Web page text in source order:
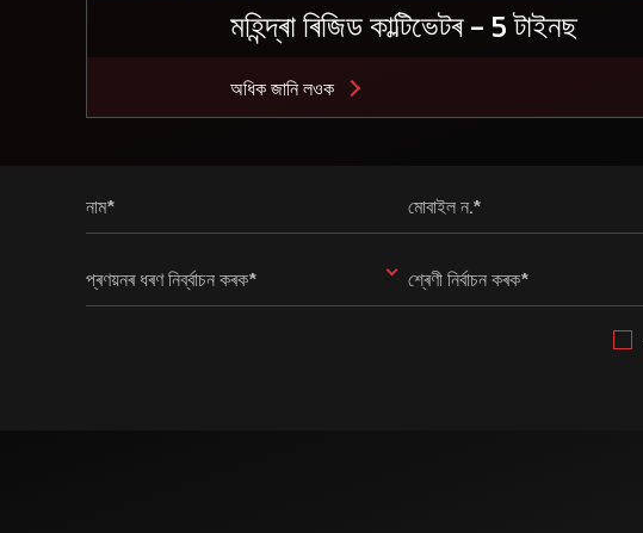
মহিন্দ্ৰা ৰিজিড কাল্টিভেটৰ - 5 টাইনছ
অধিক জানি লওক
নাম* মোবাইল ন.*
প্ৰণয়নৰ ধৰণ নিৰ্ব্বাচন কৰক* শ্ৰেণী নিৰ্বাচন কৰক*